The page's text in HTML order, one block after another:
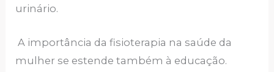
urinário.
A importância da fisioterapia na saúde da
mulher se estende também à educação.